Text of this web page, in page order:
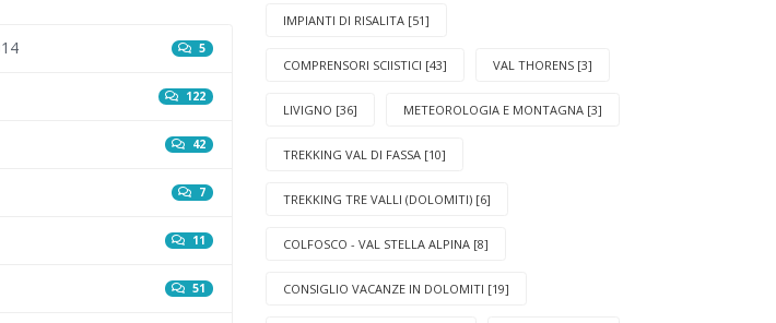
5
122
42
7
11
51
IMPIANTI DI RISALITA [51]
COMPRENSORI SCIISTICI [43] VAL THORENS [3]
LIVIGNO [36] METEOROLOGIA E MONTAGNA [3]
TREKKING VAL DI FASSA [10]
TREKKING TRE VALLI (DOLOMITI) [6]
COLFOSCO - VAL STELLA ALPINA [8]
CONSIGLIO VACANZE IN DOLOMITI [19]